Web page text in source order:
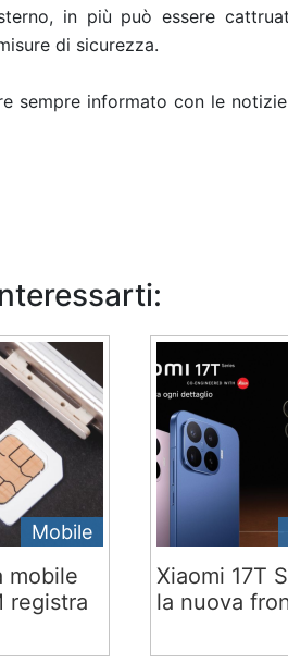
in più può essere
di sicurezza.
sempre informato con le
Mobile
mobile
registra
Xiaomi 17T
la nuova